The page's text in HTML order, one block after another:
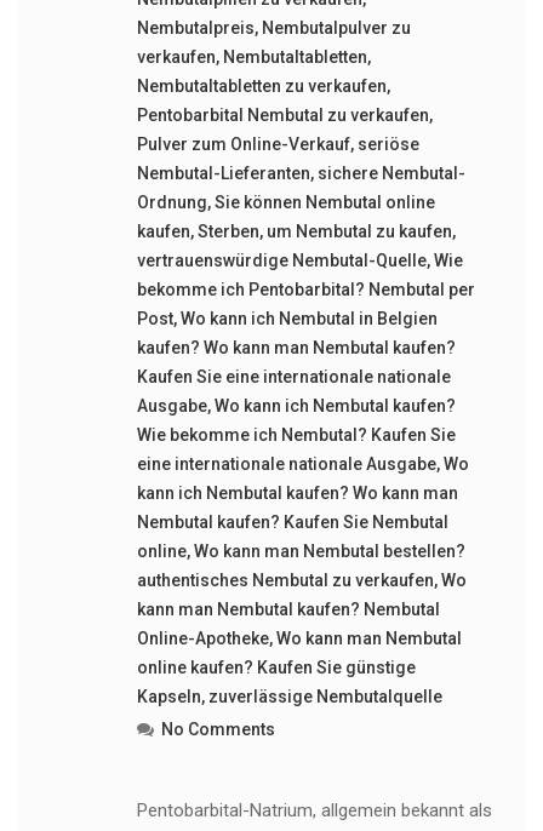
Nembutalpreis, Nembutalpulver zu
verkaufen, Nembutaltabletten,
Nembutaltabletten zu verkaufen,
Pentobarbital Nembutal zu verkaufen,
Pulver zum Online-Verkauf, seriöse
Nembutal-Lieferanten, sichere Nembutal-
Ordnung,Sie können Nembutal online
kaufen,Sterben, um Nembutal zu kaufen,
vertrauenswürdige Nembutal-Quelle,Wie
bekomme ich Pentobarbital? Nembutal per
Post,Wo kann ich Nembutal in Belgien
kaufen? Wo kann man Nembutal kaufen?
Kaufen Sie eine internationale nationale
Ausgabe,Wo kann ich Nembutal kaufen?
Wie bekomme ich Nembutal? Kaufen Sie
eine internationale nationale Ausgabe,Wo
kann ich Nembutal kaufen? Wo kann man
Nembutal kaufen? Kaufen Sie Nembutal
online,Wo kann man Nembutal bestellen?
authentisches Nembutal zu verkaufen,Wo
kann man Nembutal kaufen? Nembutal
Online-Apotheke,Wo kann man Nembutal
online kaufen? Kaufen Sie günstige
Kapseln, zuverlässige Nembutalquelle
No Comments
Pentobarbital-Natrium, allgemein bekannt als